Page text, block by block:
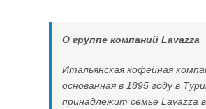
О группе компаний Lavazza
Итальянская кофейная
основанная в 1895 году в
принадлежит семье Lavazza